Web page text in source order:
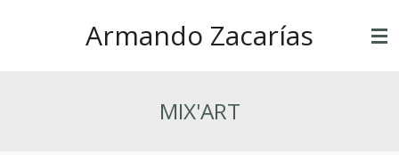
Armando Zacarías
MIX'ART